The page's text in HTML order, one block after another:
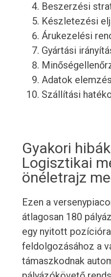
Beszerzési
Készletezési
Árukezelési
Gyártási
Adatok
Szállítási
Gyakori
Logisztikai
önéletrajz
Ezen a
átlagosan 180
egy nyitott
feldolgozásához a
támaszkodnak